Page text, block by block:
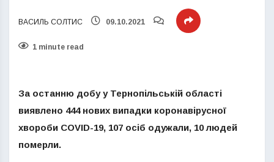
ВАСИЛЬ СОЛТИС 09.10.2021
1 minute read
За останню добу у Тернопільській області
виявлено 444 нових випадки коронавірусної
хвороби COVID-19, 107 осіб одужали, 10 людей
померли.